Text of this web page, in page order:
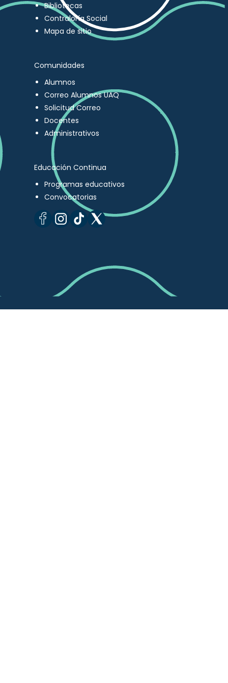
Bibliotecas
Contraloría Social
Mapa de sitio
Comunidades
Alumnos
Correo Alumnos UAQ
Solicitud Correo
Docentes
Administrativos
Educación Continua
Programas educativos
Convocatorias